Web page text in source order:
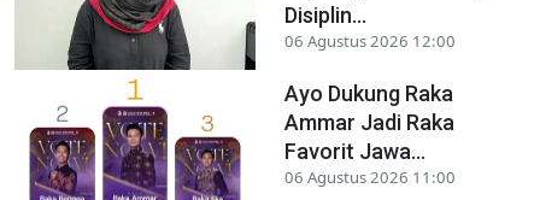
Disiplin...
06 Agustus 2026 12:00
Ayo Dukung Raka
Ammar Jadi Raka
Favorit Jawa...
06 Agustus 2026 11:00